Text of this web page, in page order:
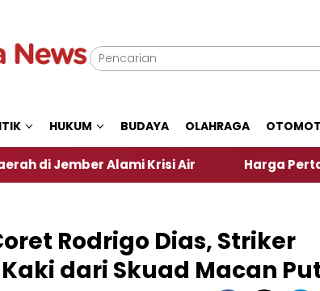
HUKUM BUDAYA OLAHRAGA
Alami Krisi Air Harga Pertamax Turun
Rodrigo Dias, Striker
dari Skuad Macan